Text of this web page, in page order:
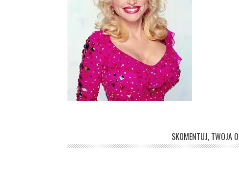
SKOMENTUJ, TWOJA